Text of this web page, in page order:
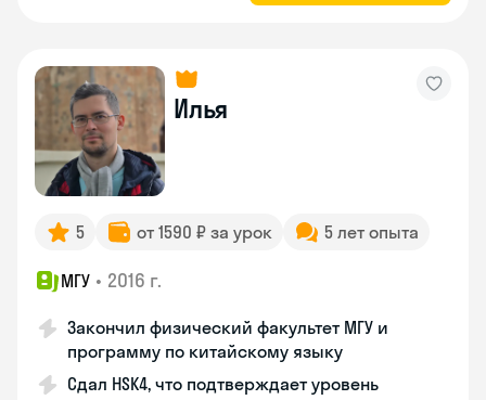
Илья
5 от 1590 ₽ за урок 5 лет опыта
МГУ • 2016 г.
Закончил физический факультет МГУ и
программу по китайскому языку
Сдал HSK4, что подтверждает уровень